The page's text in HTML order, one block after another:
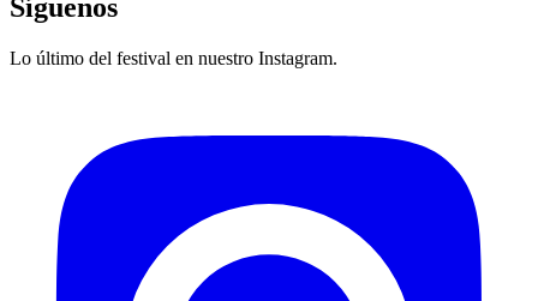
Síguenos
Lo último del festival en nuestro Instagram.